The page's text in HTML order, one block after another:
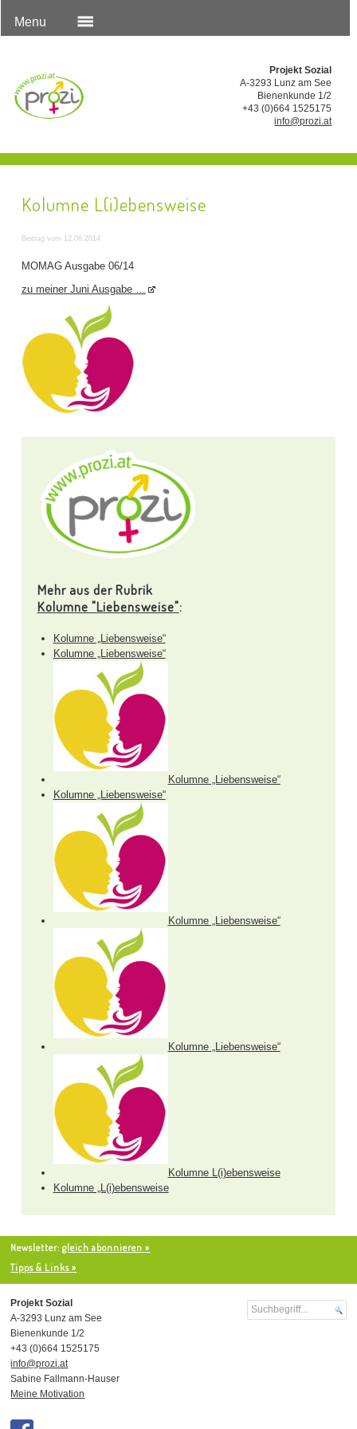
Projekt Sozial
A-3293 Lunz am See
Bienenkunde 1/2
+43 (0)664 1525175
info@prozi.at
Menu
Kolumne L(i)ebensweise
Beitrag vom 12.06.2014
MOMAG Ausgabe 06/14
zu meiner Juni Ausgabe …
Mehr aus der Rubrik
Kolumne "Liebensweise":
Kolumne „Liebensweise“
Kolumne „Liebensweise“
Kolumne „Liebensweise“
Kolumne „Liebensweise“
Kolumne „Liebensweise“
Kolumne „Liebensweise“
Kolumne L(i)ebensweise
Kolumne „L(i)ebensweise
Newsletter:gleich abonnieren »
Tipps & Links »
Projekt Sozial
A-3293 Lunz am See
Bienenkunde 1/2
+43 (0)664 1525175
info@prozi.at
Sabine Fallmann-Hauser
Meine Motivation